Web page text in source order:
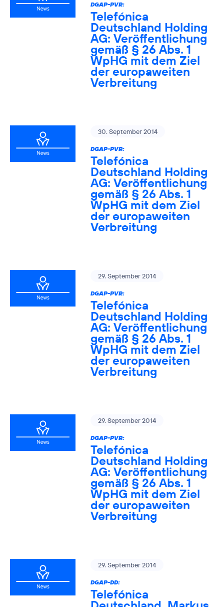
DGAP-PVR:
Telefónica
Deutschland Holding
AG: Veröffentlichung
gemäß § 26 Abs. 1
WpHG mit dem Ziel
der europaweiten
Verbreitung
30. September 2014
DGAP-PVR:
Telefónica
Deutschland Holding
AG: Veröffentlichung
gemäß § 26 Abs. 1
WpHG mit dem Ziel
der europaweiten
Verbreitung
29. September 2014
DGAP-PVR:
Telefónica
Deutschland Holding
AG: Veröffentlichung
gemäß § 26 Abs. 1
WpHG mit dem Ziel
der europaweiten
Verbreitung
29. September 2014
DGAP-PVR:
Telefónica
Deutschland Holding
AG: Veröffentlichung
gemäß § 26 Abs. 1
WpHG mit dem Ziel
der europaweiten
Verbreitung
29. September 2014
DGAP-DD:
Telefónica